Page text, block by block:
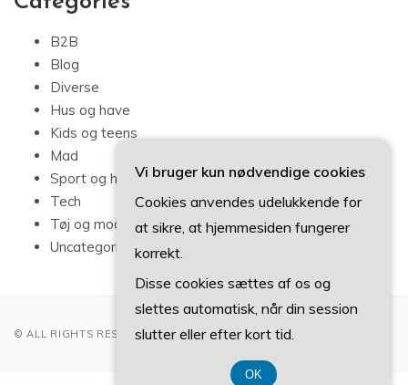
B2B
Blog
Diverse
Hus og have
Kids og teens
Mad
Sport og hobby
Tech
Tøj og mode
Uncategorized
© ALL RIGHTS RESERVED 2022
Vi bruger kun nødvendige cookies
Cookies anvendes udelukkende for
at sikre, at hjemmesiden fungerer
korrekt.
Disse cookies sættes af os og
slettes automatisk, når din session
slutter eller efter kort tid.
OK